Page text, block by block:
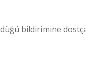
bildirimine